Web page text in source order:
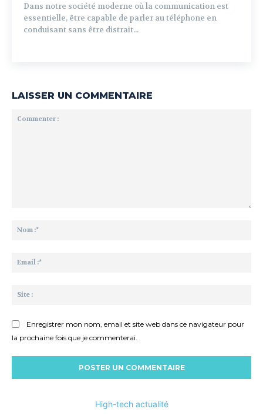
Dans notre société moderne où la communication est
essentielle, être capable de parler au téléphone en
conduisant sans être distrait...
LAISSER UN COMMENTAIRE
Enregistrer mon nom, email et site web dans ce navigateur pour
la prochaine fois que je commenterai.
High-tech actualité